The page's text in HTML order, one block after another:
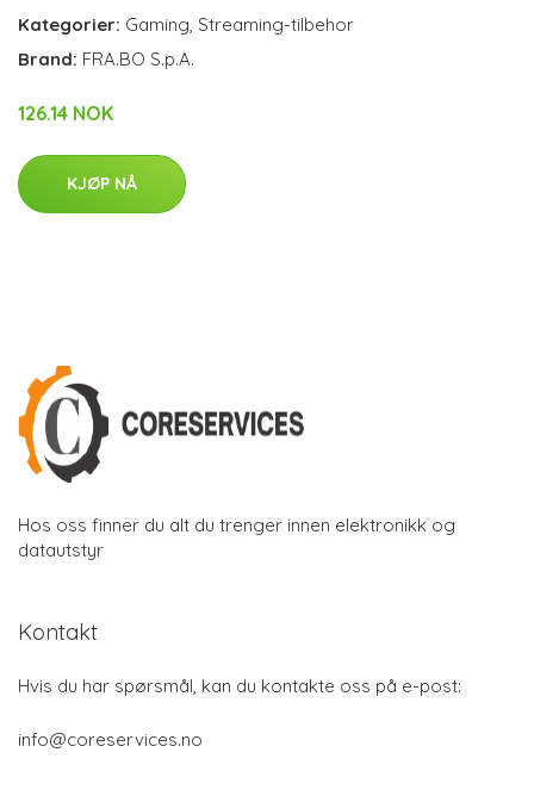
Kategorier: Gaming Streaming-tilbehor
Brand: FRA.BO S.p.A.
126.14 NOK
KJØP NÅ
Hos oss finner du alt du trenger innen elektronikk og
datautstyr
Kontakt
Hvis du har spørsmål, kan du kontakte oss på e-post:
info@coreservices.no